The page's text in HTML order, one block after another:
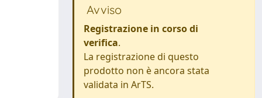
Avviso
Registrazione in corso di
verifica.
La registrazione di questo
prodotto non è ancora stata
validata in ArTS.